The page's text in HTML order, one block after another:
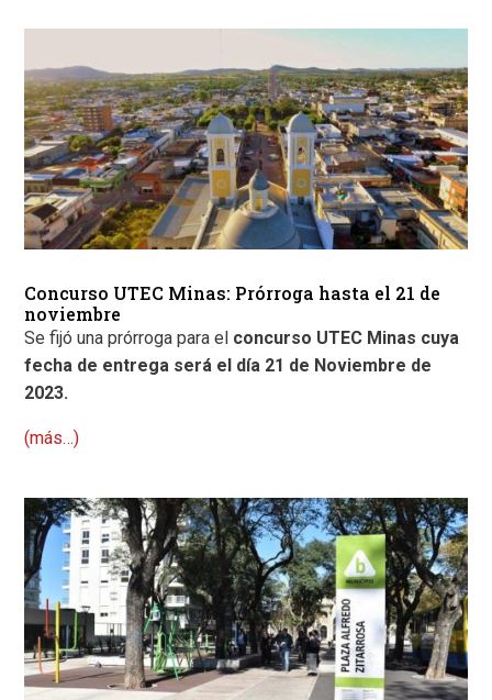
Concurso UTEC Minas: Prórroga hasta el 21 de
noviembre
Se fijó una prórroga para el concurso UTEC Minas cuya
fecha de entrega será el día 21 de Noviembre de
2023.
(más…)